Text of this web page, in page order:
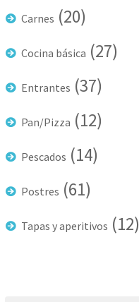
Carnes (20)
Cocina básica (27)
Entrantes (37)
Pan/Pizza (12)
Pescados (14)
Postres (61)
Tapas y aperitivos (12)